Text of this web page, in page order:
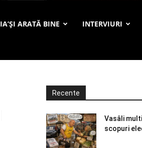
IA’ȘI ARATĂ BINE INTERVIURI
Recente
Vasâli
scopuri